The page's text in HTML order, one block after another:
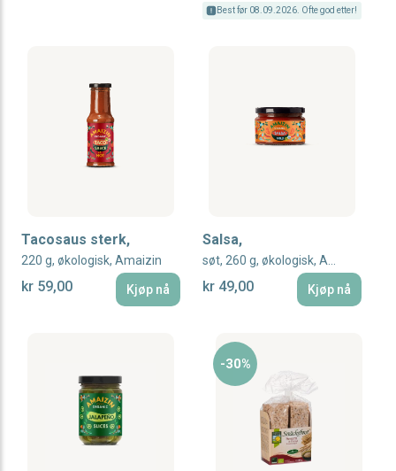
Best før 08.09.2026. Ofte god etter!
Tacosaus sterk,
220 g, økologisk, Amaizin
kr 59,00 Kjøp nå
Salsa,
kr 49,00 Kjøp nå
-30%